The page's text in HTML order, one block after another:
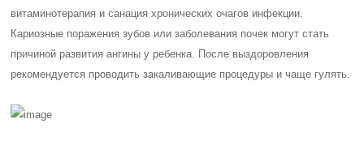
витаминотерапия и санация хронических очагов инфекции.
Кариозные поражения зубов или заболевания почек могут стать
причиной развития ангины у ребенка. После выздоровления
рекомендуется проводить закаливающие процедуры и чаще гулять.